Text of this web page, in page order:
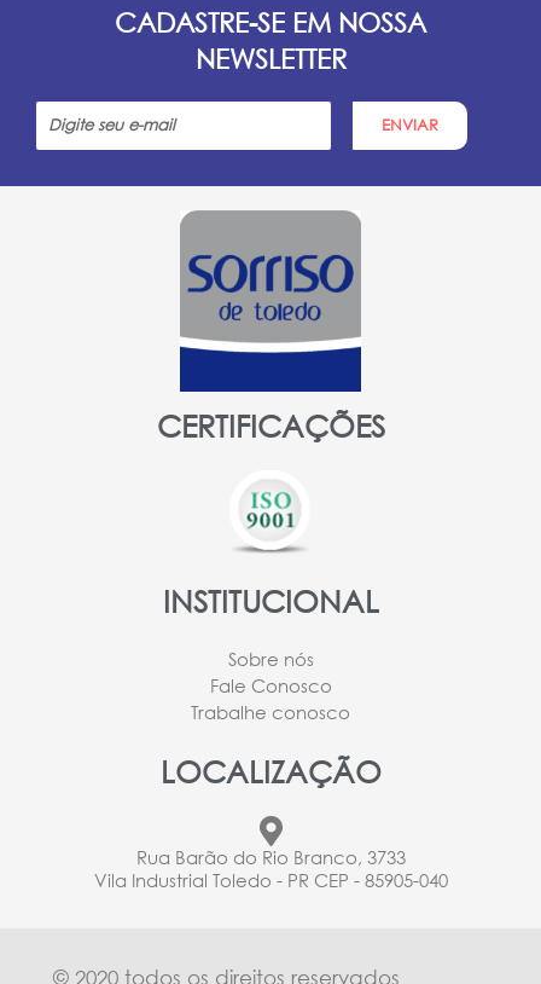
CADASTRE-SE EM NOSSA
NEWSLETTER
ENVIAR
CERTIFICAÇÕES
INSTITUCIONAL
Sobre nós
Fale Conosco
Trabalhe conosco
LOCALIZAÇÃO
Rua Barão do Rio Branco, 3733
Vila Industrial Toledo - PR CEP - 85905-040
© 2020 todos os direitos reservados